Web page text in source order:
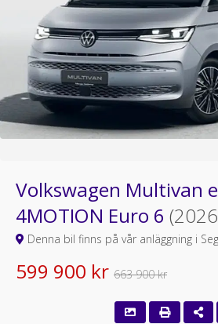
Volkswagen Multivan
4MOTION Euro 6
Denna bil finns på vår anläggning i
599 900 kr 663 900 kr